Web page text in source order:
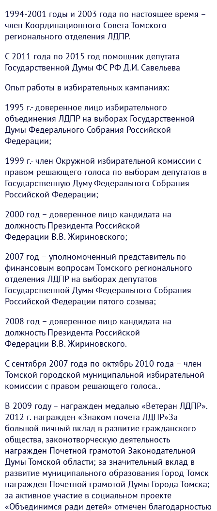
1994-2001 годы и 2003 года по настоящее время –
член Координационного Совета Томского
регионального отделения ЛДПР.
С 2011 года по 2015 год помощник депутата
Государственной Думы ФС РФ Д.И. Савельева
Опыт работы в избирательных кампаниях:
1995 г.- доверенное лицо избирательного
объединения ЛДПР на выборах Государственной
Думы Федерального Собрания Российской
Федерации;
1999 г.- член Окружной избирательной комиссии с
правом решающего голоса по выборам депутатов в
Государственную Думу Федерального Собрания
Российской Федерации;
2000 год – доверенное лицо кандидата на
должность Президента Российской
Федерации В.В. Жириновского;
2007 год – уполномоченный представитель по
финансовым вопросам Томского регионального
отделения ЛДПР на выборах депутатов
Государственной Думы Федерального Собрания
Российской Федерации пятого созыва;
2008 год – доверенное лицо кандидата на
должность Президента Российской
Федерации В.В. Жириновского.
С сентября 2007 года по октябрь 2010 года – член
Томской городской муниципальной избирательной
комиссии с правом решающего голоса..
В 2009 году – награжден медалью «Ветеран ЛДПР».
2012 г. награжден «Знаком почета ЛДПР»За
большой личный вклад в развитие гражданского
общества, законотворческую деятельность
награжден Почетной грамотой Законодательной
Думы Томской области; за значительный вклад в
развитие муниципального образования Город Томск
награжден Почетной грамотой Думы Города Томска;
за активное участие в социальном проекте
«Объединимся ради детей» отмечен благодарностью